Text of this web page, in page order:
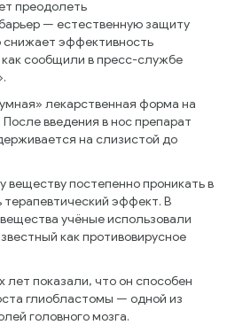
преодолеть
— естественную защиту
снижает эффективность
сообщили в пресс-службе
лекарственная форма на
введения в нос препарат
на слизистой до
веществу постепенно проникать в
эффект. В
учёные использовали
как противовирусное
показали, что он способен
глиобластомы — одной из
головного мозга.